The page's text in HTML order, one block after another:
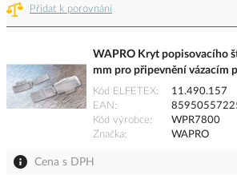
Přidat k porovnání
WAPRO Kryt popisovacího
mm pro připevnění vázacím
Kód ELFETEX
11.490.157
EAN
Kód výrobce
WPR7800
Značka
WAPRO
Cena s DPH